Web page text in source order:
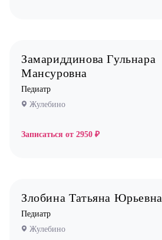
Замариддинова Гульнара
Мансуровна
Педиатр
Жулебино
Записаться от 2950 ₽
Злобина Татьяна Юрьевна
Педиатр
Жулебино